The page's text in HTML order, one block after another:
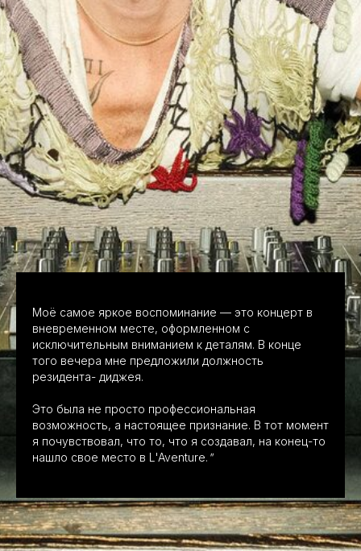
Моё самое яркое воспоминание — это концерт в
вневременном месте, оформленном с
исключительным вниманием к деталям. В конце
того вечера мне предложили должность
резидента- диджея.
Это была не просто профессиональная
возможность, а настоящее признание. В тот момент
я почувствовал, что то, что я создавал, на конец-то
нашло свое место в L'Aventure. "